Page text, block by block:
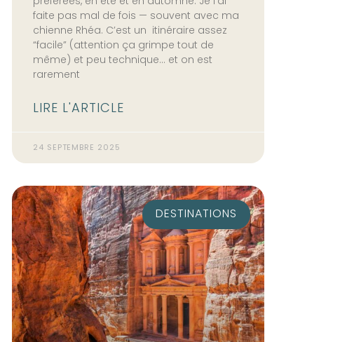
faite pas mal de fois — souvent avec ma
chienne Rhéa. C’est un itinéraire assez
“facile” (attention ça grimpe tout de
même) et peu technique… et on est
rarement
LIRE L'ARTICLE
24 SEPTEMBRE 2025
DESTINATIONS